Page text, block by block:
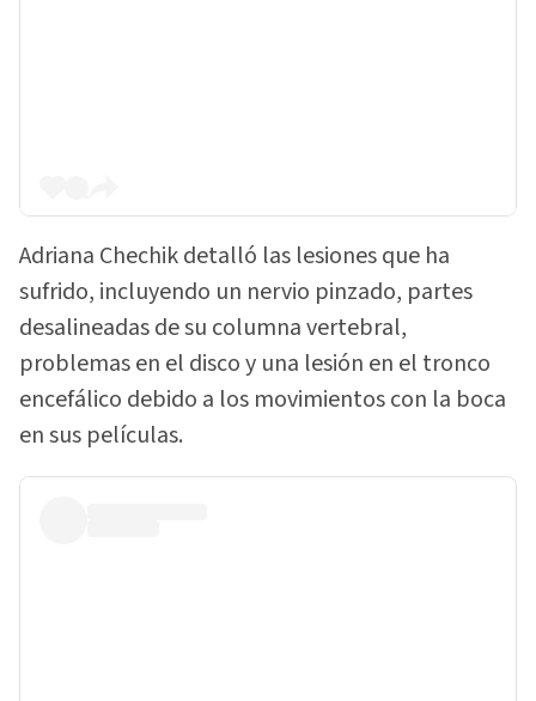
Adriana Chechik detalló las lesiones que ha
sufrido, incluyendo un nervio pinzado, partes
desalineadas de su columna vertebral,
problemas en el disco y una lesión en el tronco
encefálico debido a los movimientos con la boca
en sus películas.